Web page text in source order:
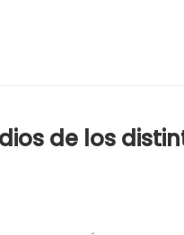
de los